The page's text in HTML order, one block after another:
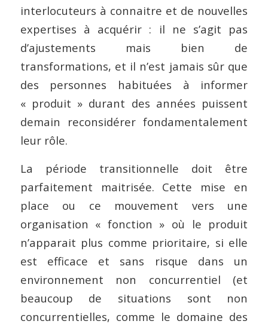
interlocuteurs à connaitre et de nouvelles
expertises à acquérir : il ne s’agit pas
d’ajustements mais bien de
transformations, et il n’est jamais sûr que
des personnes habituées à informer
« produit » durant des années puissent
demain reconsidérer fondamentalement
leur rôle.
La période transitionnelle doit être
parfaitement maitrisée. Cette mise en
place ou ce mouvement vers une
organisation « fonction » où le produit
n’apparait plus comme prioritaire, si elle
est efficace et sans risque dans un
environnement non concurrentiel (et
beaucoup de situations sont non
concurrentielles, comme le domaine des